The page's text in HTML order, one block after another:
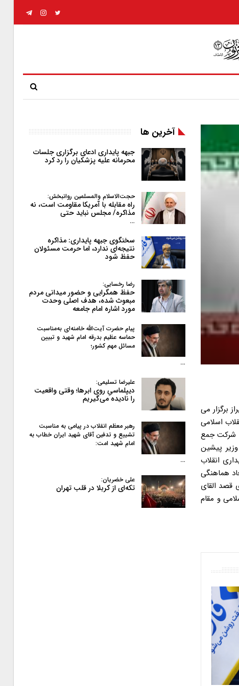
شیراز برگزار می
اسلامی
شرکت جمع
پیشین
انقلاب
هماهنگی
قصد القای
و مقام
آخرین ها
جبهه پایداری ادعای برگزاری جلسات
محرمانه علیه پزشکیان را رد کرد
حجت‌الاسلام والمسلمین روانبخش:
راه مقابله با آمریکا مقاومت است، نه
مذاکره/ مجلس نباید حتی
…
سخنگوی جبهه پایداری: مذاکره
نتیجه‌ای ندارد، اما حرمت مسئولان
حفظ شود
رضا رخسایی:
حفظ همگرایی و حضور میدانی مردم
مبعوث شده، هدف اصلی وحدت
مورد اشاره امام جامعه
پیام حضرت آیت‌الله خامنه‌ای به‌مناسبت
حماسه عظیم بدرقه امام شهید و تبیین
مسائل مهم کشور؛
…
علیرضا تسلیمی:
دیپلماسیِ روی ابرها؛ وقتی واقعیت
را نادیده می‌گیریم
رهبر معظم انقلاب در پیامی به‌ مناسبت
تشییع و تدفین آقای شهید ایران خطاب به
امام شهید امت:
…
علی خضریان:
تکه‌ای از کربلا در قلب تهران